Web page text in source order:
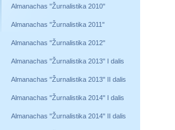
Almanachas "Žurnalistika 2010"
Almanachas "Žurnalistika 2011"
Almanachas "Žurnalistika 2012"
Almanachas "Žurnalistika 2013" I dalis
Almanachas "Žurnalistika 2013" II dalis
Almanachas "Žurnalistika 2014" I dalis
Almanachas "Žurnalistika 2014" II dalis